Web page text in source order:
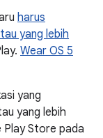
harus
yang lebih
Wear OS 5
yang
yang lebih
Store pada